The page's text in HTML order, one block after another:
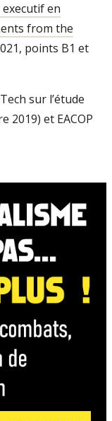
executif en
from the
points B1 et
sur l’étude
2019) et EACOP